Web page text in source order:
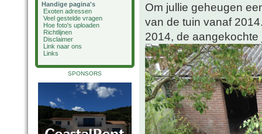
Handige pagina's
Exoten adressen
Veel gestelde vragen
Hoe foto's uploaden
Richtlijnen
Disclaimer
Link naar ons
Links
SPONSORS
Om jullie geheugen
van de tuin vanaf
2014, de aangekochte